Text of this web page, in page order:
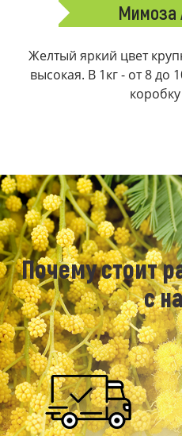
Мимоза
Желтый яркий цвет
высокая. В 1кг - от 8 до
Почему стоит
с